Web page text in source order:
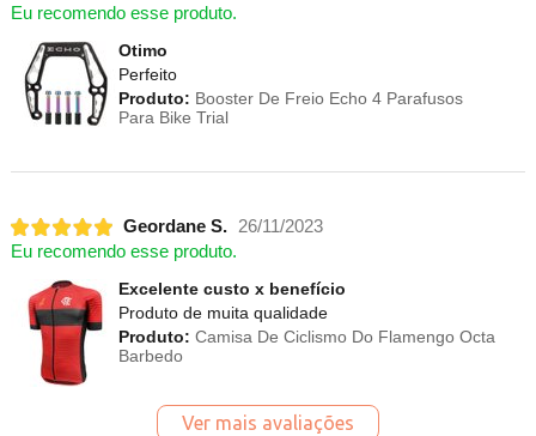
Eu recomendo esse produto.
Otimo
Perfeito
Produto: Booster De Freio Echo 4 Parafusos
Para Bike Trial
Geordane S. 26/11/2023
Eu recomendo esse produto.
Excelente custo x benefício
Produto de muita qualidade
Produto: Camisa De Ciclismo Do Flamengo Octa
Barbedo
Ver mais avaliações